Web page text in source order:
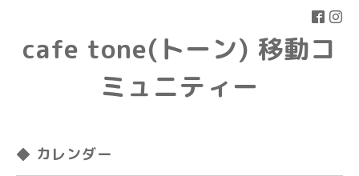
cafe tone(トーン) 移動コ
ミュニティー
◆ カレンダー